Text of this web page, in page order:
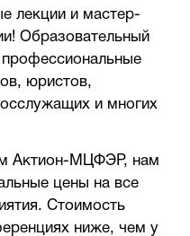
лекции и мастер-
Образовательный
юристов,
и многих
Актион-МЦФЭР, нам
цены на все
Стоимость
ниже, чем у